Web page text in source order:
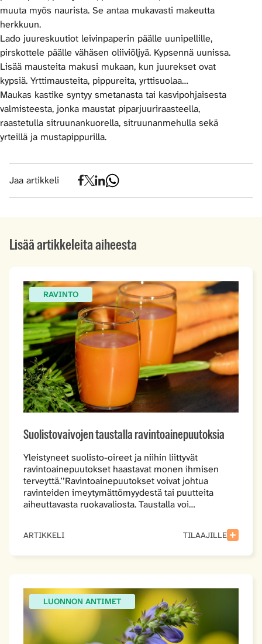
muuta myös naurista. Se antaa mukavasti makeutta
herkkuun.
Lado juureskuutiot leivinpaperin päälle uunipellille,
pirskottele päälle vähäsen oliiviöljyä. Kypsennä uunissa.
Lisää mausteita makusi mukaan, kun juurekset ovat
kypsiä. Yrttimausteita, pippureita, yrttisuolaa…
Maukas kastike syntyy smetanasta tai kasvipohjaisesta
valmisteesta, jonka maustat piparjuuriraasteella,
raastetulla sitruunankuorella, sitruunanmehulla sekä
yrteillä ja mustapippurilla.
Jaa artikkeli
Lisää artikkeleita aiheesta
RAVINTO
Suolistovaivojen taustalla ravintoainepuutoksia
Yleistyneet suolisto-oireet ja niihin liittyvät
ravintoainepuutokset haastavat monen ihmisen
terveyttä.’’Ravintoainepuutokset voivat johtua
ravinteiden imeytymättömyydestä tai puutteita
aiheuttavasta ruokavaliosta. Taustalla voi…
ARTIKKELI TILAAJILLE
LUONNON ANTIMET